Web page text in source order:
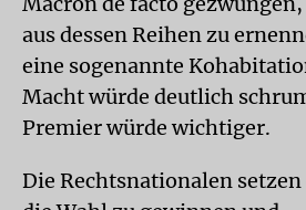
aus dessen Reihen zu
eine sogenannte
Macht würde deutlich
Premier würde wichtiger.
Die Rechtsnationalen